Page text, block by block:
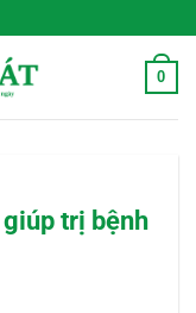
0
trị bệnh